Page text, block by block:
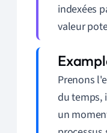
indexées
valeur
Prenons
du temps,
un